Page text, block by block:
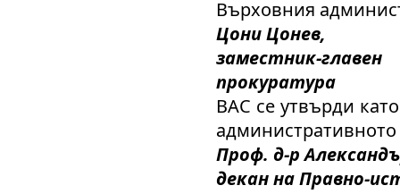
Върховния
Цони Цонев,
заместник-
прокуратура
ВАС се утвърди
Проф. д-р
декан на Правно-